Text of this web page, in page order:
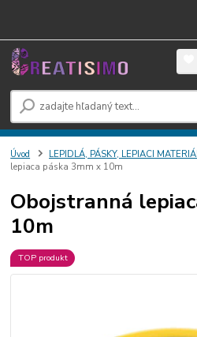
Úvod LEPIDLÁ, PÁSKY, LEPIACI
lepiaca páska 3mm x 10m
Obojstranná
10m
TOP produkt